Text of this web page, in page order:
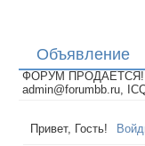
Объявление
ФОРУМ
admin@forumbb.ru,
Привет, Гость!